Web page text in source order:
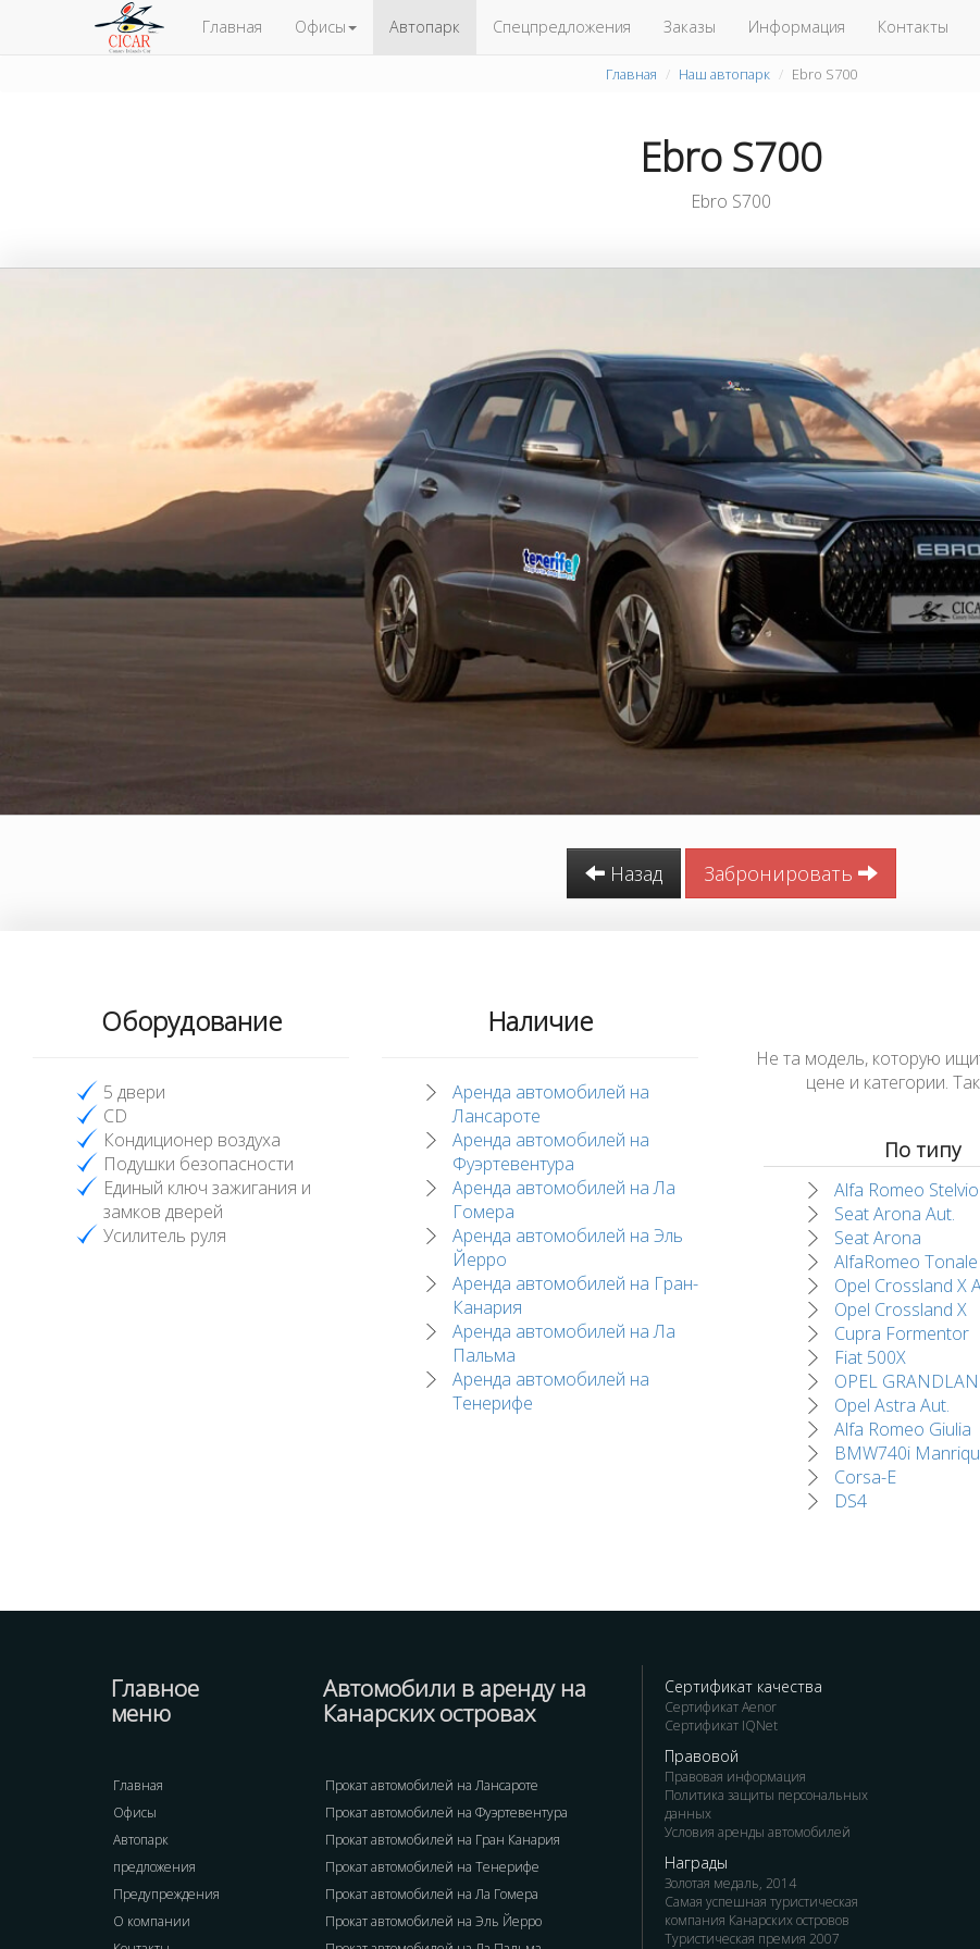
Главная Офисы Автопарк Спецпредложения Заказы Информация Контакты
Главная Наш автопарк Ebro S700
Ebro S700
Ebro S700
Назад Забронировать
Оборудование
5 двери
CD
Кондиционер воздуха
Подушки безопасности
Единый ключ зажигания и
замков дверей
Усилитель руля
Наличие
Аренда автомобилей на
Лансароте
Аренда автомобилей на
Фуэртевентура
Аренда автомобилей на Ла
Гомера
Аренда автомобилей на Эль
Йерро
Аренда автомобилей на Гран-
Канария
Аренда автомобилей на Ла
Пальма
Аренда автомобилей на
Тенерифе
Не та модель, которую
цене и категории.
По типу
Alfa Romeo Stelvio
Seat Arona Aut.
Seat Arona
AlfaRomeo Tonale
Opel Crossland X
Opel Crossland X
Cupra Formentor
Fiat 500X
OPEL
Opel Astra Aut.
Alfa Romeo Giulia
BMW740i
Corsa-E
DS4
Главное
меню
Главная
Офисы
Автопарк
предложения
Предупреждения
О компании
Автомобили в аренду на
Канарских островах
Прокат автомобилей на Лансароте
Прокат автомобилей на Фуэртевентура
Прокат автомобилей на Гран Канария
Прокат автомобилей на Тенерифе
Прокат автомобилей на Ла Гомера
Прокат автомобилей на Эль Йерро
Сертификат качества
Сертификат Aenor
Сертификат IQNet
Правовой
Правовая информация
Политика защиты персональных
данных
Условия аренды автомобилей
Награды
Золотая медаль, 2014
Самая успешная туристическая
компания Канарских островов
Туристическая премия 2007